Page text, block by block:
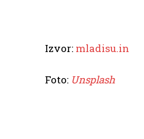
Izvor: mladisu.in
Foto: Unsplash